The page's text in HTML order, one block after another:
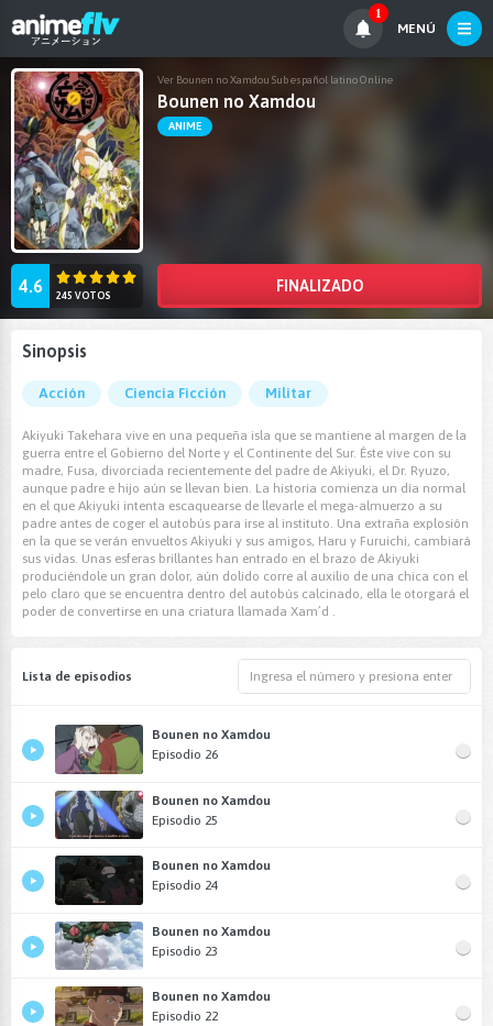
1
MENÚ
Ver Bounen no Xamdou Sub español latino Online
Bounen no Xamdou
ANIME
4.6 245 VOTOS
FINALIZADO
Sinopsis
Acción Ciencia Ficción Militar
Akiyuki Takehara vive en una pequeña isla que se mantiene al margen de la
guerra entre el Gobierno del Norte y el Continente del Sur. Éste vive con su
madre, Fusa, divorciada recientemente del padre de Akiyuki, el Dr. Ryuzo,
aunque padre e hijo aún se llevan bien. La historia comienza un día normal
en el que Akiyuki intenta escaquearse de llevarle el mega-almuerzo a su
padre antes de coger el autobús para irse al instituto. Una extraña explosión
en la que se verán envueltos Akiyuki y sus amigos, Haru y Furuichi, cambiará
sus vidas. Unas esferas brillantes han entrado en el brazo de Akiyuki
produciéndole un gran dolor, aún dolido corre al auxilio de una chica con el
pelo claro que se encuentra dentro del autobús calcinado, ella le otorgará el
poder de convertirse en una criatura llamada Xam’d .
Lista de episodios
Bounen no Xamdou
Episodio 26
Bounen no Xamdou
Episodio 25
Bounen no Xamdou
Episodio 24
Bounen no Xamdou
Episodio 23
Bounen no Xamdou
Episodio 22